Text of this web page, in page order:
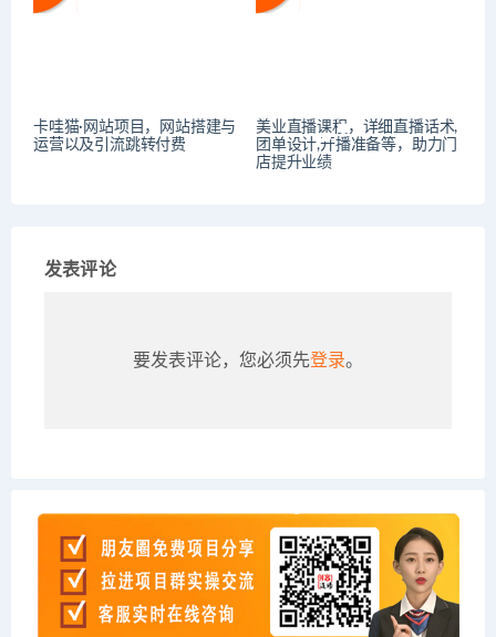
卡哇猫·网站项目，网站搭建与
运营以及引流跳转付费
美业直播课程，详细直播话术,
团单设计,开播准备等，助力门
店提升业绩
发表评论
要发表评论，您必须先登录。